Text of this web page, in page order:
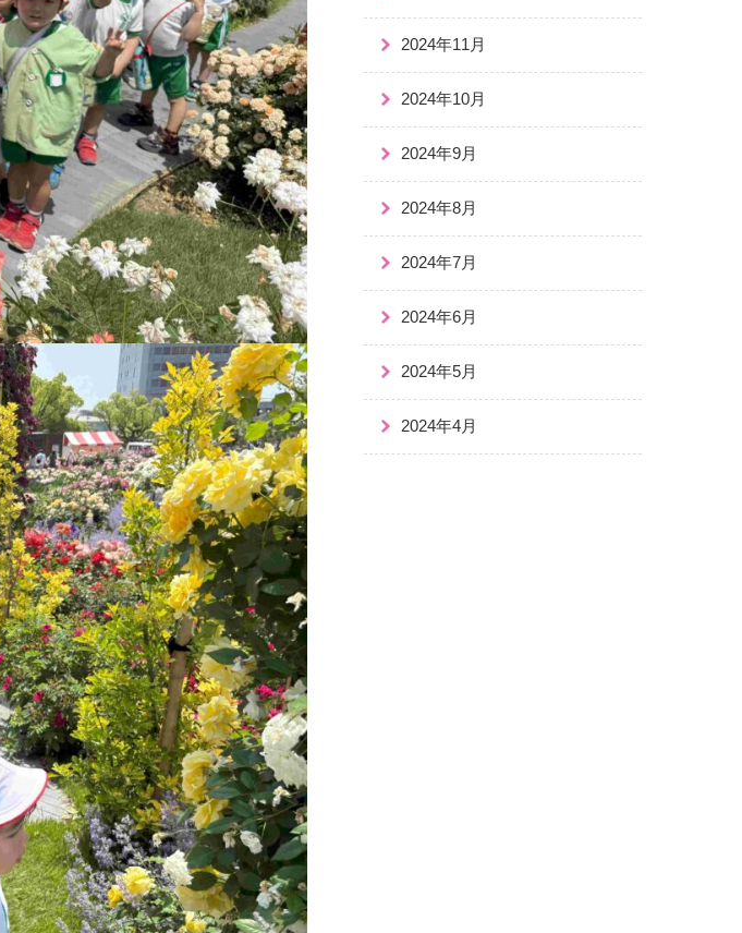
2024年11月
2024年10月
2024年9月
2024年8月
2024年7月
2024年6月
2024年5月
2024年4月